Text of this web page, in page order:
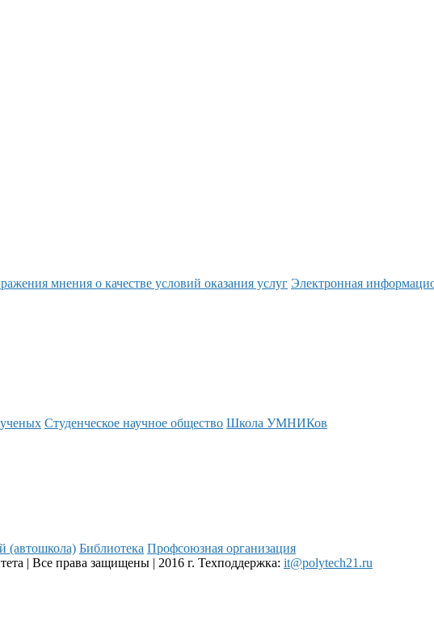
мнения о качестве условий оказания услуг Электронная
Студенческое научное общество Школа УМНИКов
(автошкола) Библиотека Профсоюзная организация
| Все права защищены | 2016 г. Техподдержка: it@polytech21.ru